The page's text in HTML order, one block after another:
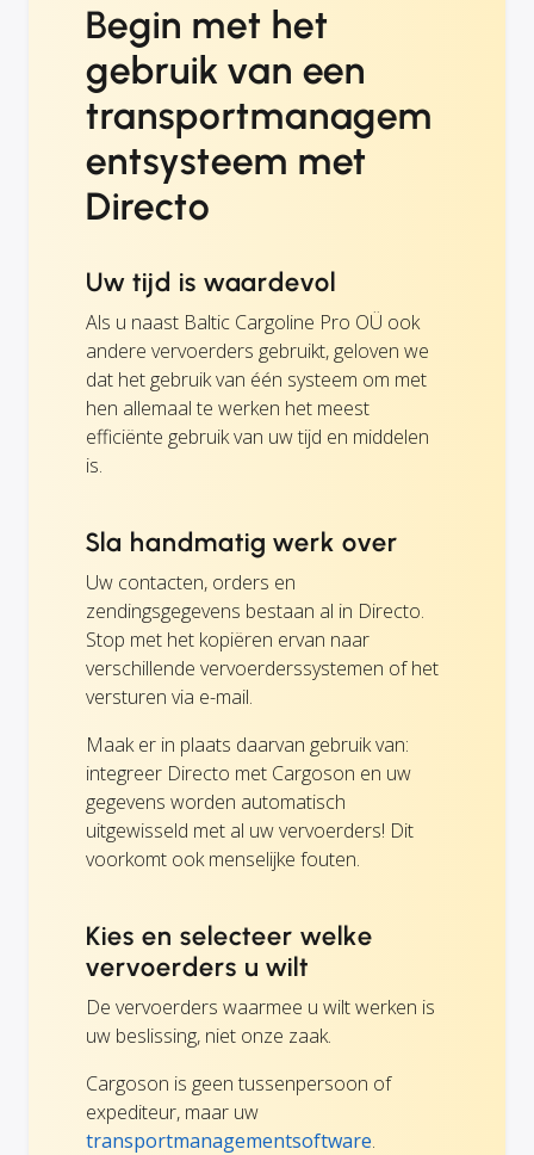
Begin met het
gebruik van een
transportmanagem
entsysteem met
Directo
Uw tijd is waardevol
Als u naast Baltic Cargoline Pro OÜ ook
andere vervoerders gebruikt, geloven we
dat het gebruik van één systeem om met
hen allemaal te werken het meest
efficiënte gebruik van uw tijd en middelen
is.
Sla handmatig werk over
Uw contacten, orders en
zendingsgegevens bestaan al in Directo.
Stop met het kopiëren ervan naar
verschillende vervoerderssystemen of het
versturen via e-mail.
Maak er in plaats daarvan gebruik van:
integreer Directo met Cargoson en uw
gegevens worden automatisch
uitgewisseld met al uw vervoerders! Dit
voorkomt ook menselijke fouten.
Kies en selecteer welke
vervoerders u wilt
De vervoerders waarmee u wilt werken is
uw beslissing, niet onze zaak.
Cargoson is geen tussenpersoon of
expediteur, maar uw
transportmanagementsoftware.